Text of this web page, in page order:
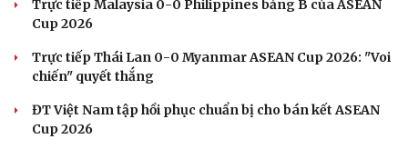
Du lịch
Trực tiếp Malaysia 0-0 Philippines bảng B của ASEAN
Cup 2026
Trực tiếp Thái Lan 0-0 Myanmar ASEAN Cup 2026: "Voi
chiến" quyết thắng
ĐT Việt Nam tập hồi phục chuẩn bị cho bán kết ASEAN
Cup 2026